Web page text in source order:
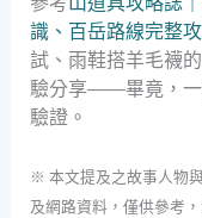
識、百岳路線完整
試、雨鞋搭羊毛襪
驗分享——畢竟，一
驗證。
※ 本文提及之故事人物
及網路資料，僅供參考